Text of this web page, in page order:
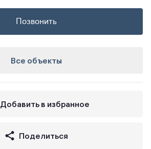
Позвонить
Все объекты
Добавить в избранное
Поделиться